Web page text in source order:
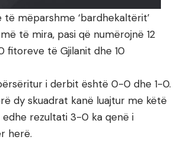
mëparshme ‘bardhekaltërit’
të mira, pasi që numërojnë 12
fitoreve të Gjilanit dhe 10
i derbit është 0-0 dhe 1-0.
dy skuadrat kanë luajtur me këtë
edhe rezultati 3-0 ka qenë i
herë.